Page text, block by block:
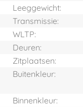
Leeggewicht:
Transmissie:
WLTP:
Deuren:
Zitplaatsen:
Buitenkleur:
Binnenkleur: